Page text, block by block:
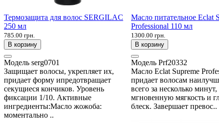
Термозащита для волос SERGILAC
250 мл
785.00 грн.
В корзину
Модель serg0701
Защищает волосы, укрепляет их,
придает форму ипредотвращает
секущиеся кончиков. Уровень
фиксации 1/10. Активные
ингредиенты:Масло жожоба:
моментально ..
Масло питательное Eclat
Professional 110 мл
1300.00 грн.
В корзину
Модель Prf20332
Масло Eclat Supreme
придает волосам
всего за несколько
мгновенную мягкость и
блеск. Завершает превос..